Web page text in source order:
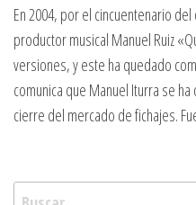
En 2004, por el cincuentenario
productor musical Manuel Ruiz
versiones, y este ha quedado
comunica que Manuel Iturra se
cierre del mercado de fichajes.
Buscar: